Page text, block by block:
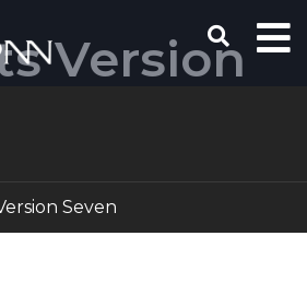
Version
Seven